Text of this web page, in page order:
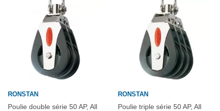
RONSTAN
Poulie double série 50 AP, All
RONSTAN
Poulie triple série 50 AP, All